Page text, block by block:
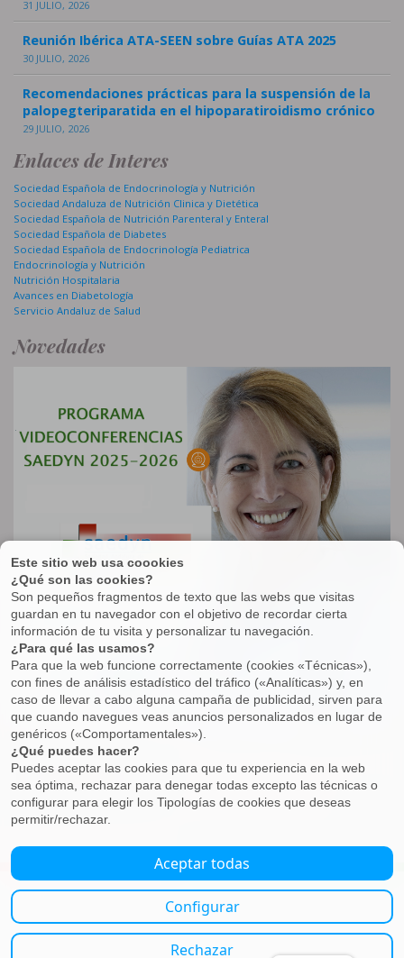
31 JULIO, 2026
Reunión Ibérica ATA-SEEN sobre Guías ATA 2025
30 JULIO, 2026
Recomendaciones prácticas para la suspensión de la
palopegteriparatida en el hipoparatiroidismo crónico
29 JULIO, 2026
Enlaces de Interes
Sociedad Española de Endocrinología y Nutrición
Sociedad Andaluza de Nutrición Clinica y Dietética
Sociedad Española de Nutrición Parenteral y Enteral
Sociedad Española de Diabetes
Sociedad Española de Endocrinología Pediatrica
Endocrinología y Nutrición
Nutrición Hospitalaria
Avances en Diabetología
Servicio Andaluz de Salud
Novedades